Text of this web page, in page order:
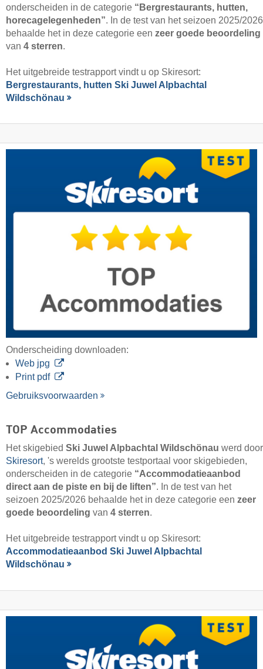
onderscheiden in de categorie “Bergrestaurants, hutten,
horecagelegenheden”. In de test van het seizoen 2025/2026
behaalde het in deze categorie een zeer goede beoordeling
van 4 sterren.
Het uitgebreide testrapport vindt u op Skiresort:
Bergrestaurants, hutten Ski Juwel Alpbachtal
Wildschönau
Onderscheiding downloaden:
Web jpg
Print pdf
Gebruiksvoorwaarden
TOP Accommodaties
Het skigebied Ski Juwel Alpbachtal Wildschönau werd door
Skiresort, 's werelds grootste testportaal voor skigebieden,
onderscheiden in de categorie “Accommodatieaanbod
direct aan de piste en bij de liften”. In de test van het
seizoen 2025/2026 behaalde het in deze categorie een zeer
goede beoordeling van 4 sterren.
Het uitgebreide testrapport vindt u op Skiresort:
Accommodatieaanbod Ski Juwel Alpbachtal
Wildschönau